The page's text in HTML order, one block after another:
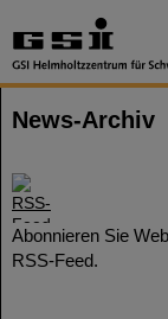
News-Archiv
Abonnieren Sie
RSS-Feed.